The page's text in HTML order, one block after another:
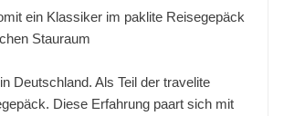
ein Klassiker im paklite Reisegepäck
Stauraum
Deutschland. Als Teil der travelite
Diese Erfahrung paart sich mit